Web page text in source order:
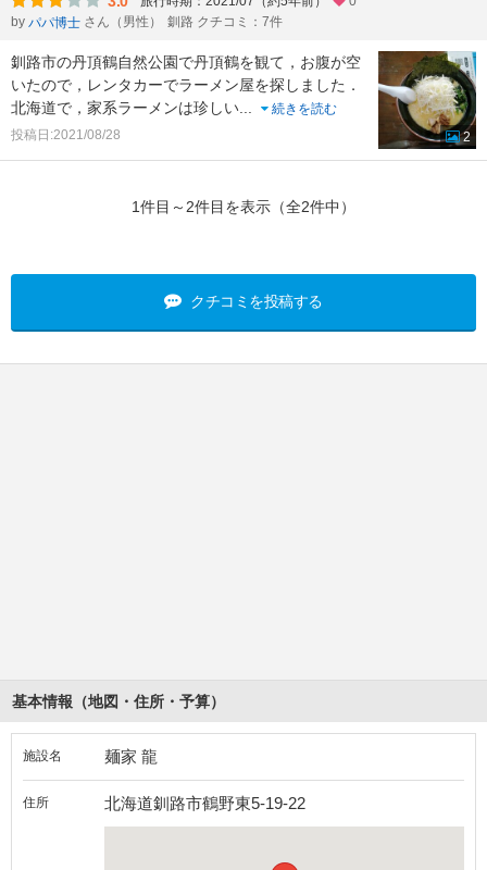
by パパ博士 さん（男性） 釧路 クチコミ：7件
釧路市の丹頂鶴自然公園で丹頂鶴を観て，お腹が空
いたので，レンタカーでラーメン屋を探しました．
北海道で，家系ラーメンは珍しい...
続きを読む
投稿日:2021/08/28
2
1件目～2件目を表示（全2件中）
クチコミを投稿する
基本情報（地図・住所・予算）
施設名 麺家 龍
住所 北海道釧路市鶴野東5-19-22